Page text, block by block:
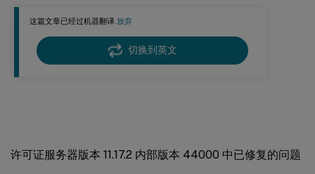
这篇文章已经过机器翻译.放弃
切换到英文
许可证服务器版本 11.17.2 内部版本 44000 中已修复的问题
许可证服务器版本 11.17.2 内部版本 37000 中已修复的问题
许可证服务器版本 11.17.2 内部版本 36000 中已修复的问题
许可证服务器版本 11.17.2 内部版本 35000 中已修复的问题